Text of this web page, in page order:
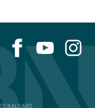
BALEARS